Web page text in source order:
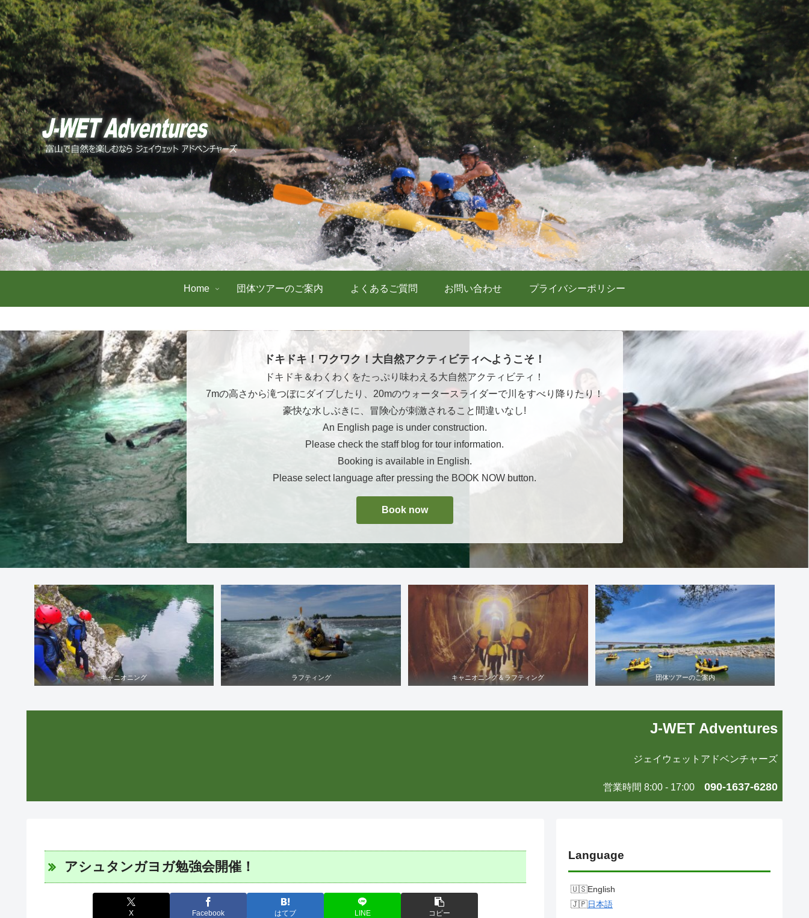
Home 団体ツアーのご案内 よくあるご質問 お問い合わせ プライバシーポリシー
ドキドキ！ワクワク！大自然アクティビティへようこそ！
ドキドキ＆わくわくをたっぷり味わえる大自然アクティビティ！
7mの高さから滝つぼにダイブしたり、20mのウォータースライダーで川をすべり降りたり！
豪快な水しぶきに、冒険心が刺激されること間違いなし!
An English page is under construction.
Please check the staff blog for tour information.
Booking is available in English.
Please select language after pressing the BOOK NOW button.
Book now
キャニオニング ラフティング キャニオニング＆ラフティング 団体ツアーのご案内
J-WET Adventures
ジェイウェットアドベンチャーズ
営業時間 8:00 - 17:00 090-1637-6280
アシュタンガヨガ勉強会開催！
X Facebook はてブ LINE コピー
Language
English
日本語